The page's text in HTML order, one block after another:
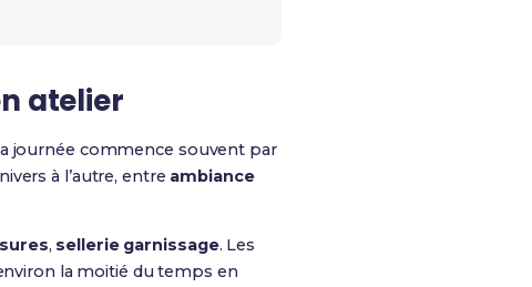
atelier
journée commence souvent par
à l’autre, entre ambiance
, sellerie garnissage. Les
la moitié du temps en